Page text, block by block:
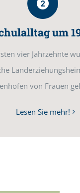
um
vier Jahrzehnte
von Frauen
Lesen Sie mehr!